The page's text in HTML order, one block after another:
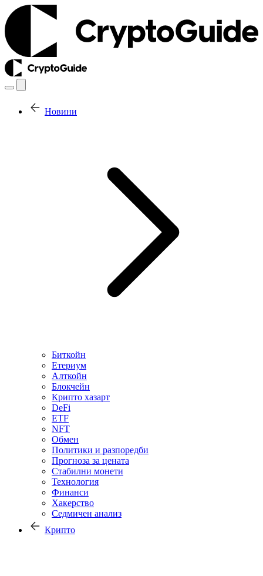
Новини
Биткойн
Етериум
Алткойн
Блокчейн
Крипто хазарт
DeFi
ETF
NFT
Обмен
Политики и разпоредби
Прогноза за цената
Стабилни монети
Технология
Финанси
Хакерство
Седмичен анализ
Крипто